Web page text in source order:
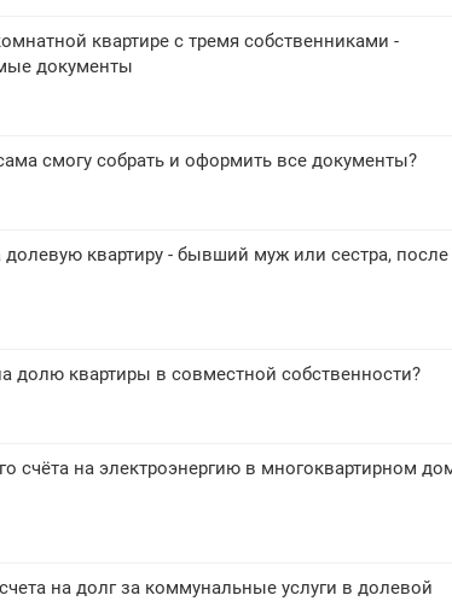
квартире с тремя собственниками -
документы
смогу собрать и оформить все документы?
долевую квартиру - бывший муж или сестра, после
долю квартиры в совместной собственности?
счёта на электроэнергию в многоквартирном
на долг за коммунальные услуги в долевой